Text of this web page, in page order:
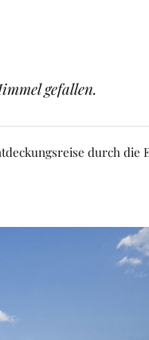
gefallen.
durch die